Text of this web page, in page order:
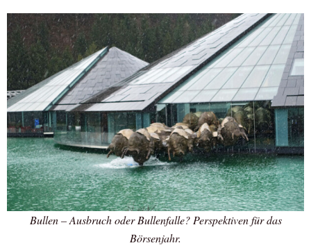
Bullen – Ausbruch oder Bullenfalle? Perspektiven für das
Börsenjahr.